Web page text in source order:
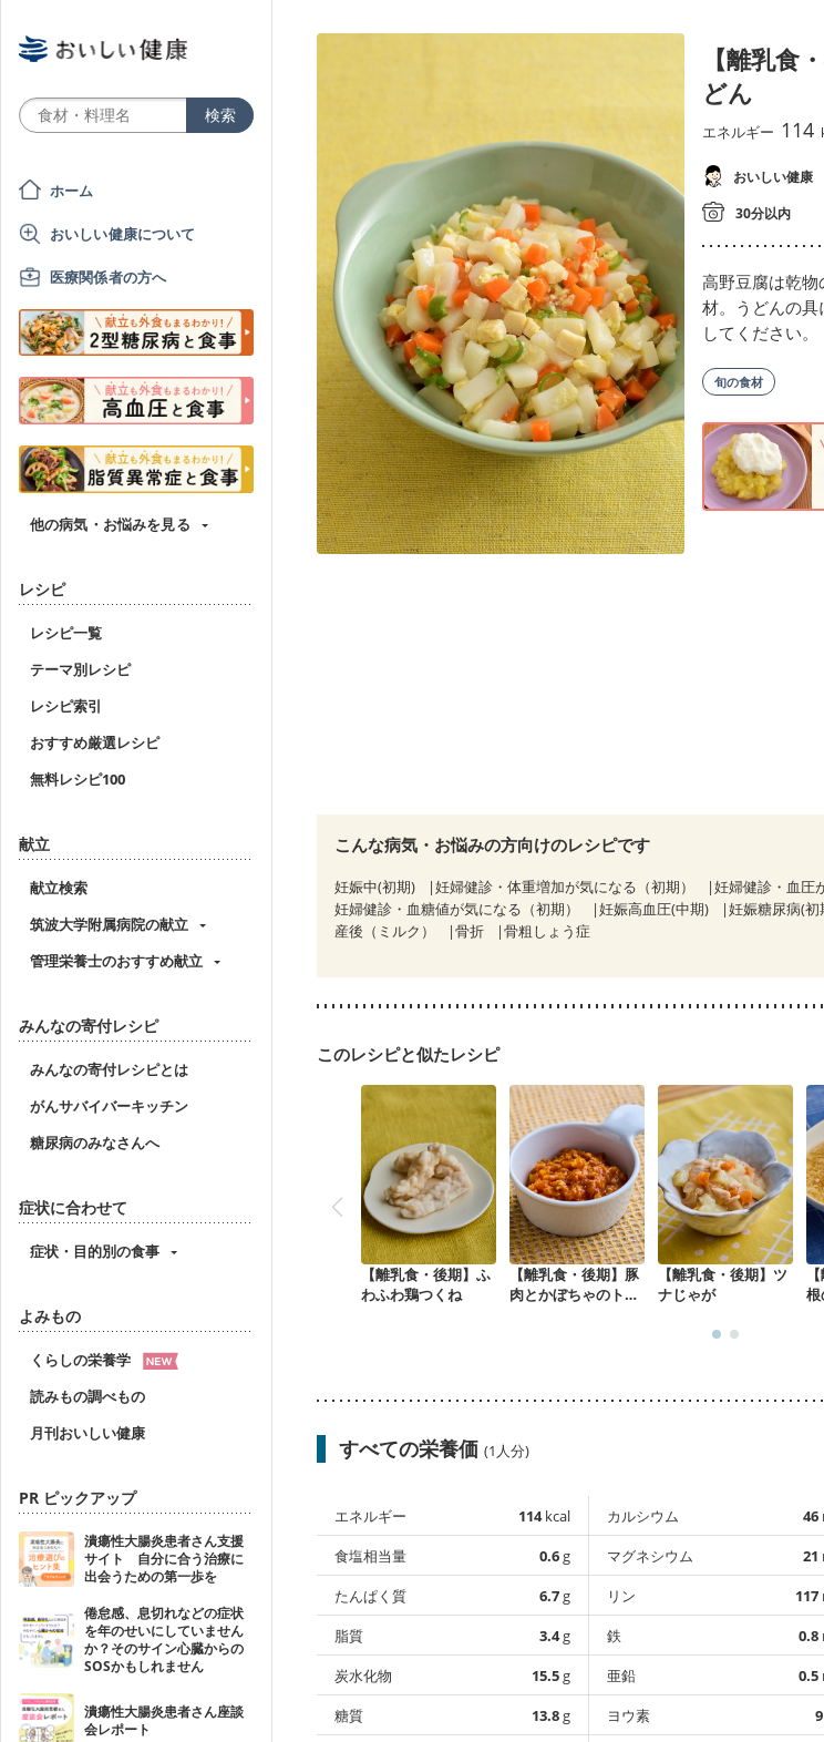
ホーム
おいしい健康について
医療関係者の方へ
他の病気・お悩みを見る
レシピ
レシピ一覧
テーマ別レシピ
レシピ索引
おすすめ厳選レシピ
無料レシピ100
献立
献立検索
筑波大学附属病院の献立
管理栄養士のおすすめ献立
みんなの寄付レシピ
みんなの寄付レシピとは
がんサバイバーキッチン
糖尿病のみなさんへ
症状に合わせて
症状・目的別の食事
よみもの
くらしの栄養学
読みもの調べもの
月刊おいしい健康
PR ピックアップ
潰瘍性大腸炎患者さん支援
サイト 自分に合う治療に
出会うための第一歩を
倦怠感、息切れなどの症状
を年のせいにしていません
か？そのサイン心臓からの
SOSかもしれません
潰瘍性大腸炎患者さん座談
会レポート
【離乳食
どん
エネルギー 114
おいしい健康
30分以内
高野豆腐は乾
材。うどんの
してください。
旬の食材
こんな病気・お悩みの方向けのレシピです
妊娠中(初期) 妊婦健診・体重増加が気になる（初期）
妊婦健診・血圧
妊婦健診・血糖値が気になる（初期）
妊娠高血圧(中期) 妊娠糖尿病(初
産後（ミルク）
骨折 骨粗しょう症
このレシピと似たレシピ
【離乳食・後期】ふ
わふわ鶏つくね
【離乳食・後期】豚
肉とかぼちゃのトマ
【離乳食・後期】ツ
ナじゃが
根
すべての栄養価 (1人分)
エネルギー 114kcal
食塩相当量
0.6g
たんぱく質
6.7g
脂質
3.4g
炭水化物
15.5g
糖質
13.8g
カルシウム 46
マグネシウム
21
リン
117
鉄
0.8
亜鉛
0.5
ヨウ素
9